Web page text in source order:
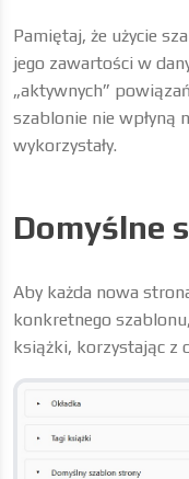
Pamiętaj, że użycie
jego zawartości w
„aktywnych”
szablonie nie wpłyną
wykorzystały.
Domyślne
Aby każda nowa
konkretnego
książki, korzystając z